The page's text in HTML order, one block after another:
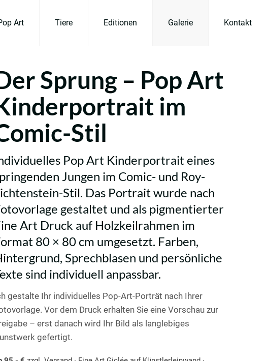
Art Tiere Editionen Galerie Kontakt
Sprung – Pop Art
im
Stil
Pop Art Kinderportrait eines
Jungen im Comic- und Roy-
Stil. Das Portrait wurde nach
gestaltet und als pigmentierter
Art Druck auf Holzkeilrahmen im
80 × 80 cm umgesetzt. Farben,
Sprechblasen und persönliche
sind individuell anpassbar.
gestalte Ihr individuelles Pop-Art-Porträt nach Ihrer
Vor dem Druck erhalten Sie eine Vorschau zur
– erst danach wird Ihr Bild als langlebiges
gefertigt.